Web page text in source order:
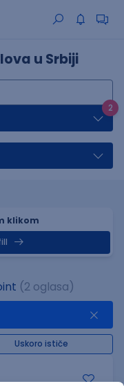
u Srbiji
2
klikom
(2 oglasa)
Uskoro ističe